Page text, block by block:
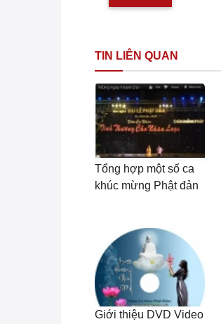
TIN LIÊN QUAN
Tổng hợp một số ca
khúc mừng Phật đản
Giới thiệu DVD Video